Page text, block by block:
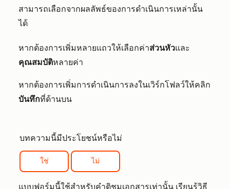
สามารถเลือกจากผลลัพธ์ของการดำเนินการเหล่านั้น
ได้
หากต้องการเพิ่มหลายแถวให้เลือกค่าส่วนหัวและ
คุณสมบัติหลายค่า
หากต้องการเพิ่มการดำเนินการลงในเวิร์กโฟลว์ให้คลิก
บันทึกที่ด้านบน
บทความนี้มีประโยชน์หรือไม่
ใช่ ไม่
แบบฟอร์มนี้ใช้สำหรับคำติชมเอกสารเท่านั้น เรียนรู้วิธี